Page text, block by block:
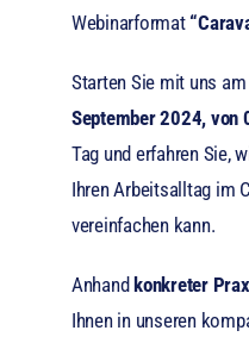
Webinarformat
Starten Sie mit uns am
September 2024,
Tag und erfahren Sie,
Ihren Arbeitsalltag im
vereinfachen kann.
Anhand konkreter
Ihnen in unseren